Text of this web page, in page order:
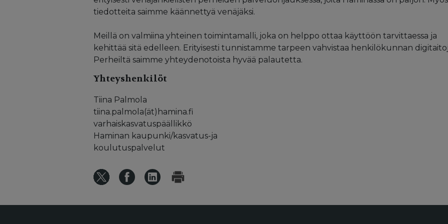
tiedotteita saimme käännettyä venäjäksi.
Meillä on valmiina yhteinen toimintamalli, joka on helppo ottaa käyttöön tarvittaessa ja
kehittää sitä edelleen. Erityisesti tunnistamme tarpeen vahvistaa henkilökunnan
Perheiltä saimme yhteydenotoista hyvää palautetta.
Yhteyshenkilöt
Tiina Palmola
tiina.palmola(ät)hamina.fi
varhaiskasvatuspäällikkö
Haminan kaupunki/kasvatus-ja
koulutuspalvelut